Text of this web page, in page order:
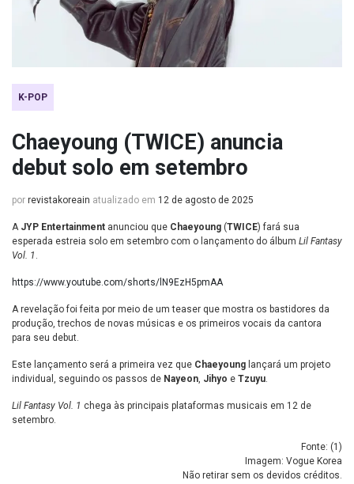
K-POP
Chaeyoung (TWICE) anuncia
debut solo em setembro
por revistakoreain atualizado em 12 de agosto de 2025
A JYP Entertainment anunciou que Chaeyoung (TWICE) fará sua
esperada estreia solo em setembro com o lançamento do álbum Lil Fantasy
Vol. 1 .
https://www.youtube.com/shorts/lN9EzH5pmAA
A revelação foi feita por meio de um teaser que mostra os bastidores da
produção, trechos de novas músicas e os primeiros vocais da cantora
para seu debut.
Este lançamento será a primeira vez que Chaeyoung lançará um projeto
individual, seguindo os passos de Nayeon, Jihyo e Tzuyu.
Lil Fantasy Vol. 1 chega às principais plataformas musicais em 12 de
setembro.
Fonte: (1 )
Imagem: Vogue Korea
Não retirar sem os devidos créditos.